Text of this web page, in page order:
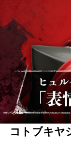
コトブキヤ